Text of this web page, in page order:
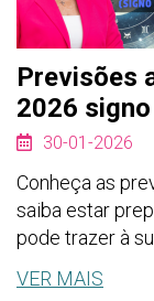
Previsões
2026
30-01-2026
Conheça as
saiba estar
pode trazer à
VER MAIS